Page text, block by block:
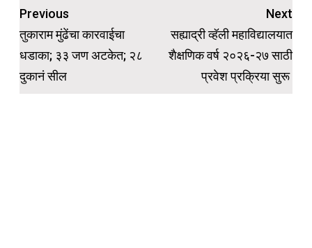
Post
navigation
Previous
तुकाराम मुंढेंचा कारवाईचा
धडाका; ३३ जण अटकेत; २८
दुकानं सील
Next
सह्याद्री व्हॅली महाविद्यालयात
शैक्षणिक वर्ष २०२६-२७ साठी
प्रवेश प्रक्रिया सुरू